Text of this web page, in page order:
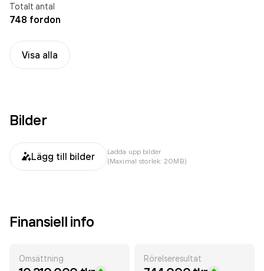
Totalt antal
748 fordon
Visa alla
Bilder
Lägg till bilder
Ladda upp bilder
(Maximal storlek: 20MB)
Finansiell info
Omsättning Rörelseresultat